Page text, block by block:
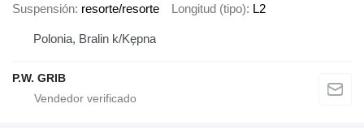
Suspensión resorte/resorte Longitud (tipo) L2
Polonia, Bralin k/Kępna
P.W. GRIB